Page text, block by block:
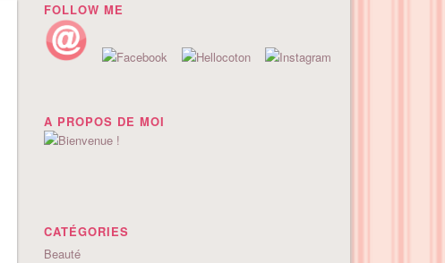
FOLLOW ME
A PROPOS DE MOI
CATÉGORIES
Beauté